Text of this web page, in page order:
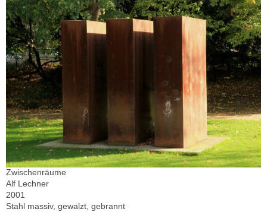
Zwischenräume
Alf Lechner
2001
Stahl massiv, gewalzt, gebrannt